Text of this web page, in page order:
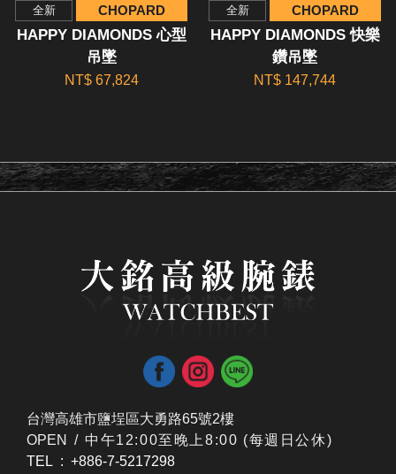
全新 CHOPARD
HAPPY DIAMONDS 心型
吊墜
NT$ 67,824
全新 CHOPARD
HAPPY DIAMONDS 快樂
鑽吊墜
NT$ 147,744
台灣高雄市鹽埕區大勇路65號2樓
OPEN / ​中午12:00至晚上8:00 (每週日公休)
TEL : +886-7-5217298